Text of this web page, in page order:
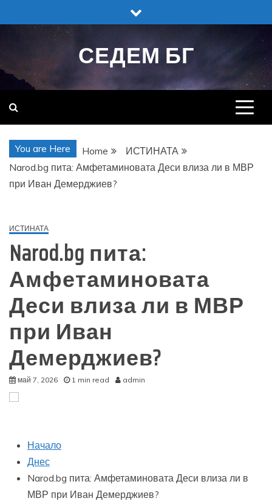
to
СЕДЕМ БГ
You are Here Home
ИСТИНАТА
Narod.bg пита: Амфетаминовата Деси влиза ли в МВР
при Иван Демерджиев?
ИСТИНАТА
Narod.bg пита:
Амфетаминовата
Деси влиза ли в МВР
при Иван
Демерджиев?
май 7, 2026 1 min read admin
Начало
Днес
Narod.bg пита: Амфетаминовата Деси влиза ли в
МВР при Иван Демерджиев?